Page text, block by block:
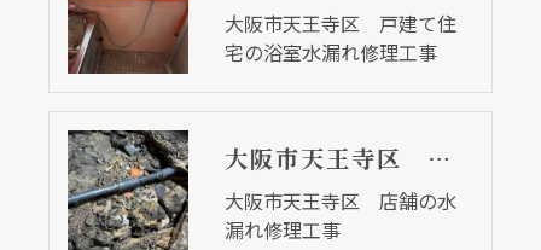
大阪市天王寺区 戸建て住
宅の浴室水漏れ修理工事
大阪市天王寺区 店舗の水漏れ修理工事
大阪市天王寺区 店舗の水
漏れ修理工事